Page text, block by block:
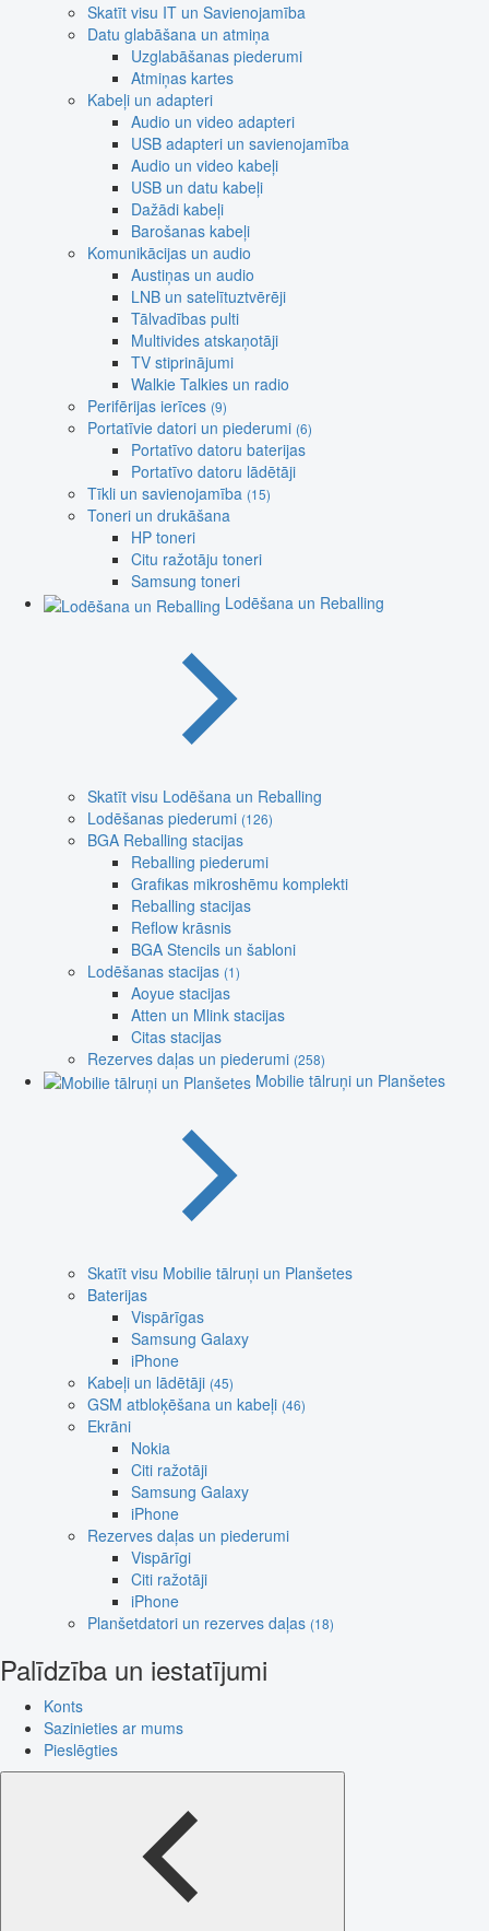
Skatīt visu IT un Savienojamība
Datu glabāšana un atmiņa
Uzglabāšanas piederumi
Atmiņas kartes
Kabeļi un adapteri
Audio un video adapteri
USB adapteri un savienojamība
Audio un video kabeļi
USB un datu kabeļi
Dažādi kabeļi
Barošanas kabeļi
Komunikācijas un audio
Austiņas un audio
LNB un satelītuztvērēji
Tālvadības pulti
Multivides atskaņotāji
TV stiprinājumi
Walkie Talkies un radio
Perifērijas ierīces (9)
Portatīvie datori un piederumi (6)
Portatīvo datoru baterijas
Portatīvo datoru lādētāji
Tīkli un savienojamība (15)
Toneri un drukāšana
HP toneri
Citu ražotāju toneri
Samsung toneri
Lodēšana un Reballing
Skatīt visu Lodēšana un Reballing
Lodēšanas piederumi (126)
BGA Reballing stacijas
Reballing piederumi
Grafikas mikroshēmu komplekti
Reballing stacijas
Reflow krāsnis
BGA Stencils un šabloni
Lodēšanas stacijas (1)
Aoyue stacijas
Atten un Mlink stacijas
Citas stacijas
Rezerves daļas un piederumi (258)
Mobilie tālruņi un Planšetes
Skatīt visu Mobilie tālruņi un Planšetes
Baterijas
Vispārīgas
Samsung Galaxy
iPhone
Kabeļi un lādētāji (45)
GSM atbloķēšana un kabeļi (46)
Ekrāni
Nokia
Citi ražotāji
Samsung Galaxy
iPhone
Rezerves daļas un piederumi
Vispārīgi
Citi ražotāji
iPhone
Planšetdatori un rezerves daļas (18)
Palīdzība un iestatījumi
Konts
Sazinieties ar mums
Pieslēgties